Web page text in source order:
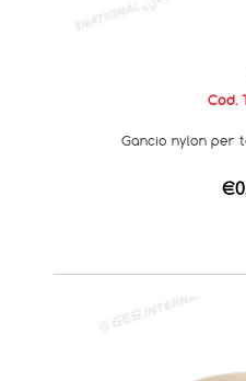
Cod.
Gancio nylon per